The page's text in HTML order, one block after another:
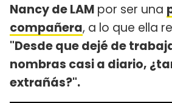
Nancy de LAM por ser una
compañera, a lo que ella
"Desde que dejé de
nombras casi a diario,
extrañás?".